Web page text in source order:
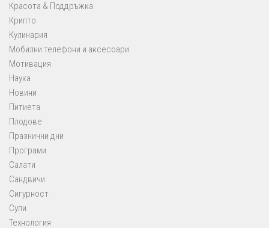
Красота & Поддръжка
Крипто
Кулинария
Мобилни телефони и аксесоари
Мотивация
Наука
Новини
Питиета
Плодове
Празнични дни
Програми
Салати
Сандвичи
Сигурност
Супи
Технология